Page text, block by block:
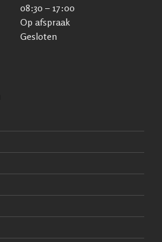
08:30 – 17:00
Op afspraak
Gesloten